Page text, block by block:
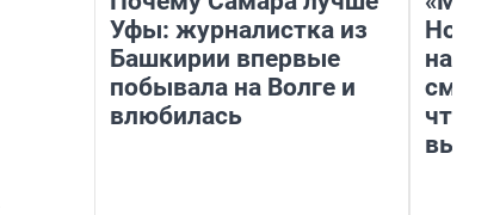
Уфы: журналистка из
Башкирии впервые
побывала на Волге и
влюбилась